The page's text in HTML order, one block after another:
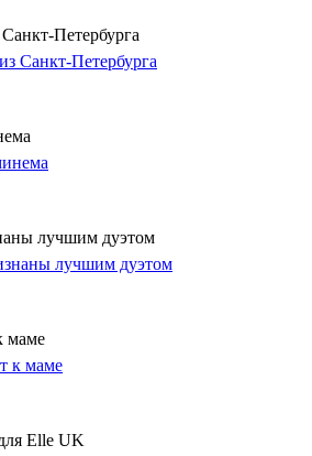
Петербурга
лучшим дуэтом
маме
Elle UK